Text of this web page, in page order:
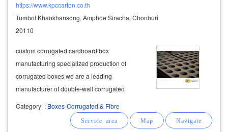
https://www.kpccarton.co.th
Tumbol Khaokhansong, Amphoe Siracha, Chonburi
20110
custom corrugated cardboard box
manufacturing specialized production of
corrugated boxes we are a leading
manufacturer of double-wall corrugated
boxes. our expertise extends to producing
large-sized boxes for automotive parts,
Category : Boxes-Corrugated & Fibre